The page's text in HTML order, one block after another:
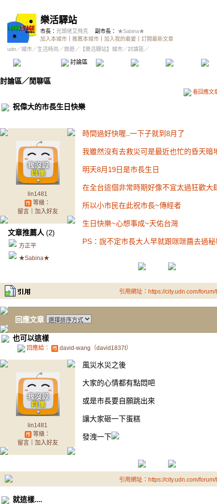
樂活驛站
市長： 光頭佬艾飛克 副市長：
★Sabina★
加入本城市
推薦本城市 加入我的最愛
訂閱最新文章
udn／城市／生活時尚 ／旅遊／ 【樂活驛站】城市／討論區／
討論區 精華區 投票區 影像館
討論區／ 閒聊區
看回應文
祝偉大的市長生日快樂
lin1481
等級：
留言｜ 加入好友
文章推薦人 (2)
方正平
★Sabina★
時間過好快喔..一下子就到8月了
我雖然沒有去救災可是最近也忙的昏天暗
明天8月19日是市長生日
在全台這個非常時期好像不宜太過狂歡大
所以小市民在此祝市長~傳經者
生日快樂~心想事成~天佑台灣
PS：說不定市長大人早就跟咪咪醬去過
引用網址：https://city.udn.com/
回應文章
也可以這樣
回應給： david-wang（david1837t）
lin1481
等級：
留言｜ 加入好友
風災水災之後
大家的心情都有點悶吧
或是市長要自願跳出來
讓大家砸一下蛋糕
發洩一下
引用網址：https://city.udn.com/
就這樣....